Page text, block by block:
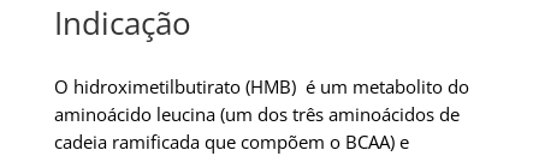
Indicação
O hidroximetilbutirato (HMB) é um metabolito do
aminoácido leucina (um dos três aminoácidos de
cadeia ramificada que compõem o BCAA) e